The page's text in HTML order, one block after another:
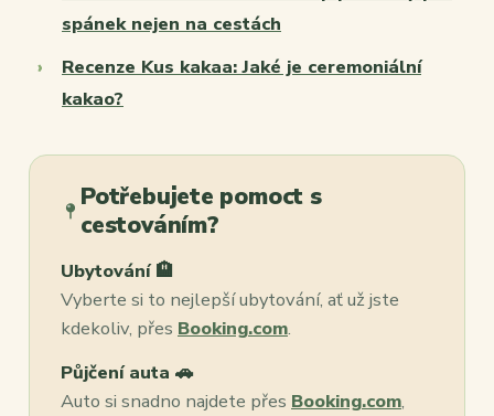
spánek nejen na cestách
Recenze Kus kakaa: Jaké je ceremoniální
kakao?
Potřebujete pomoct s
cestováním?
Ubytování 🏨
Vyberte si to nejlepší ubytování, ať už jste
kdekoliv, přes Booking.com.
Půjčení auta 🚗
Auto si snadno najdete přes Booking.com,